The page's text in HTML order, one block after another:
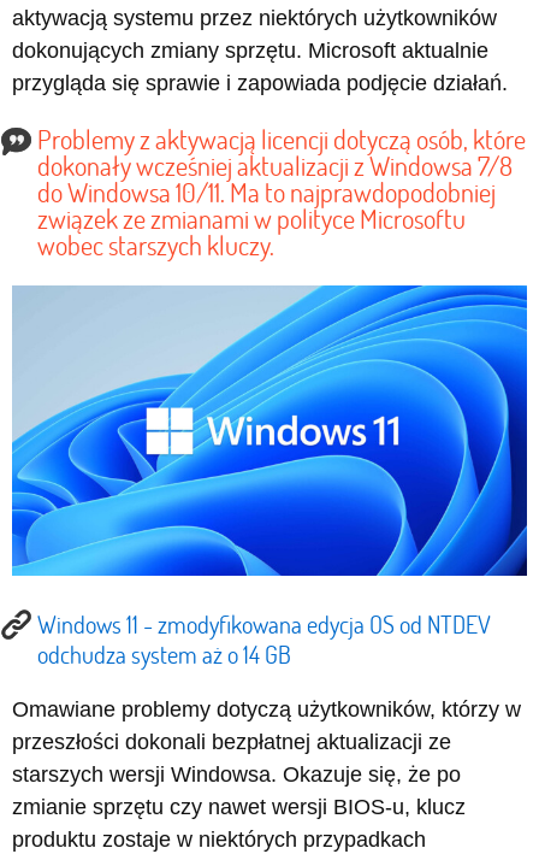
aktywacją systemu przez niektórych użytkowników
dokonujących zmiany sprzętu. Microsoft aktualnie
przygląda się sprawie i zapowiada podjęcie działań.
Problemy z aktywacją licencji dotyczą osób, które
dokonały wcześniej aktualizacji z Windowsa 7/8
do Windowsa 10/11. Ma to najprawdopodobniej
związek ze zmianami w polityce Microsoftu
wobec starszych kluczy.
Windows 11 - zmodyfikowana edycja OS od NTDEV
odchudza system aż o 14 GB
Omawiane problemy dotyczą użytkowników, którzy w
przeszłości dokonali bezpłatnej aktualizacji ze
starszych wersji Windowsa. Okazuje się, że po
zmianie sprzętu czy nawet wersji BIOS-u, klucz
produktu zostaje w niektórych przypadkach